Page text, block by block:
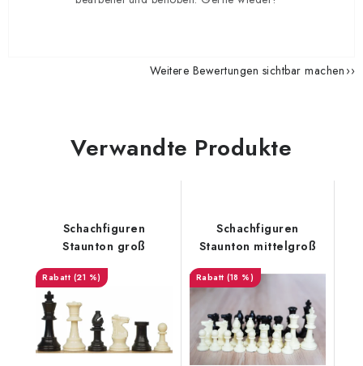
Weitere Bewertungen sichtbar machen
Verwandte Produkte
Schachfiguren
Staunton groß
(21 %)
Schachfiguren
Staunton mittelgroß
(18 %)